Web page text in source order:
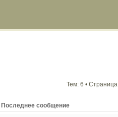
Тем: 6 • Страница
Последнее сообщение